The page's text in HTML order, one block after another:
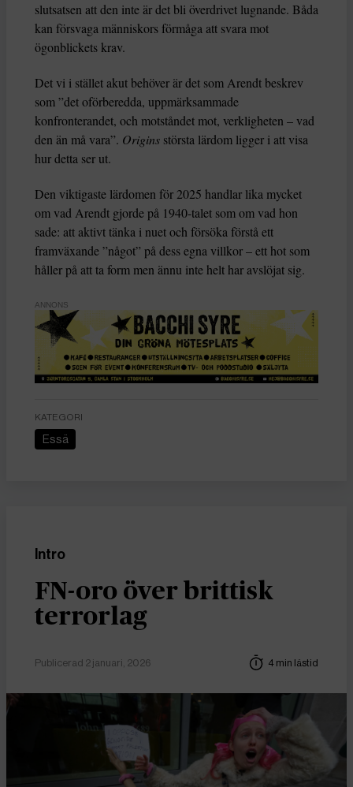
slutsatsen att den inte är det bli överdrivet lugnande. Båda
kan försvaga människors förmåga att svara mot
ögonblickets krav.
Det vi i stället akut behöver är det som Arendt beskrev
som ”det oförberedda, uppmärksammade
konfronterandet, och motståndet mot, verkligheten – vad
den än må vara”. Origins största lärdom ligger i att visa
hur detta ser ut.
Den viktigaste lärdomen för 2025 handlar lika mycket
om vad Arendt gjorde på 1940-talet som om vad hon
sade: att aktivt tänka i nuet och försöka förstå ett
framväxande ”något” på dess egna villkor – ett hot som
håller på att ta form men ännu inte helt har avslöjat sig.
ANNONS
KATEGORI
Essä
Intro
FN-oro över brittisk
terrorlag
Publicerad 2 januari, 2026 4 min lästid